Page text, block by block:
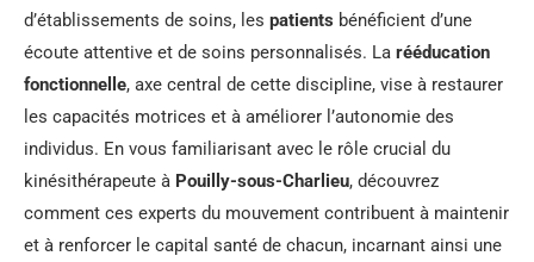
d’établissements de soins, les patients bénéficient d’une
écoute attentive et de soins personnalisés. La rééducation
fonctionnelle, axe central de cette discipline, vise à restaurer
les capacités motrices et à améliorer l’autonomie des
individus. En vous familiarisant avec le rôle crucial du
kinésithérapeute à Pouilly-sous-Charlieu, découvrez
comment ces experts du mouvement contribuent à maintenir
et à renforcer le capital santé de chacun, incarnant ainsi une